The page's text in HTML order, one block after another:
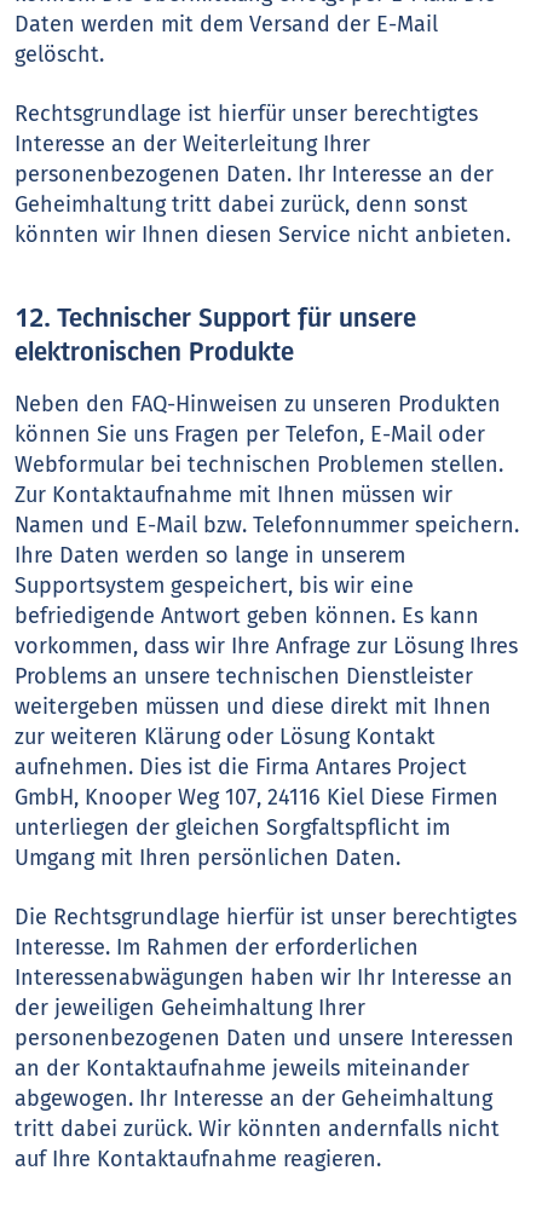
Daten werden mit dem Versand der E-Mail
gelöscht.
Rechtsgrundlage ist hierfür unser berechtigtes
Interesse an der Weiterleitung Ihrer
personenbezogenen Daten. Ihr Interesse an der
Geheimhaltung tritt dabei zurück, denn sonst
könnten wir Ihnen diesen Service nicht anbieten.
12. Technischer Support für unsere
elektronischen Produkte
Neben den FAQ-Hinweisen zu unseren Produkten
können Sie uns Fragen per Telefon, E-Mail oder
Webformular bei technischen Problemen stellen.
Zur Kontaktaufnahme mit Ihnen müssen wir
Namen und E-Mail bzw. Telefonnummer speichern.
Ihre Daten werden so lange in unserem
Supportsystem gespeichert, bis wir eine
befriedigende Antwort geben können. Es kann
vorkommen, dass wir Ihre Anfrage zur Lösung Ihres
Problems an unsere technischen Dienstleister
weitergeben müssen und diese direkt mit Ihnen
zur weiteren Klärung oder Lösung Kontakt
aufnehmen. Dies ist die Firma Antares Project
GmbH, Knooper Weg 107, 24116 Kiel Diese Firmen
unterliegen der gleichen Sorgfaltspflicht im
Umgang mit Ihren persönlichen Daten.
Die Rechtsgrundlage hierfür ist unser berechtigtes
Interesse. Im Rahmen der erforderlichen
Interessenabwägungen haben wir Ihr Interesse an
der jeweiligen Geheimhaltung Ihrer
personenbezogenen Daten und unsere Interessen
an der Kontaktaufnahme jeweils miteinander
abgewogen. Ihr Interesse an der Geheimhaltung
tritt dabei zurück. Wir könnten andernfalls nicht
auf Ihre Kontaktaufnahme reagieren.